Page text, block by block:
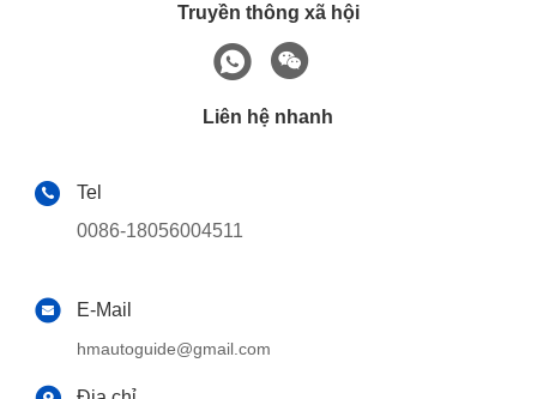
Truyền thông xã hội
Liên hệ nhanh
Tel
0086-18056004511
E-Mail
hmautoguide@gmail.com